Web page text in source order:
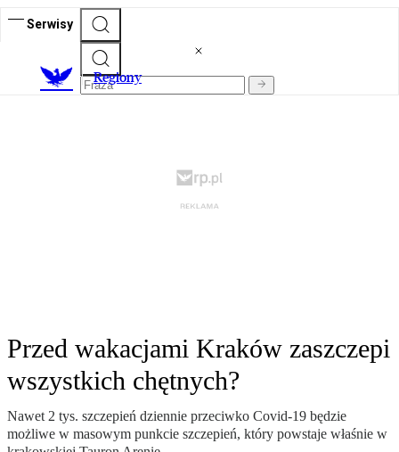
Serwisy
Regiony
Przed wakacjami Kraków zaszczepi
wszystkich chętnych?
Nawet 2 tys. szczepień dziennie przeciwko Covid-19 będzie
możliwe w masowym punkcie szczepień, który powstaje właśnie w